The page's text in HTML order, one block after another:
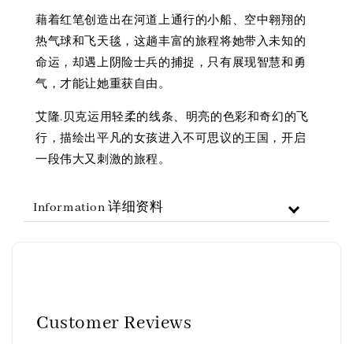
藉着红笔创造出在河道上通行的小船、空中翱翔的
热气球和飞天毯，这趟丰富的旅程将她带入未知的
命运，却遇上阴险士兵的捕捉，只有展现智慧和勇
气，才能让她重获自由。
艾隆.贝克运用轻柔的线条、明亮的色彩和奇幻的飞
行，描绘出平凡的女孩进入不可思议的王国，开启
一段伟大又刺激的旅程。
Information 详细资料
Customer Reviews